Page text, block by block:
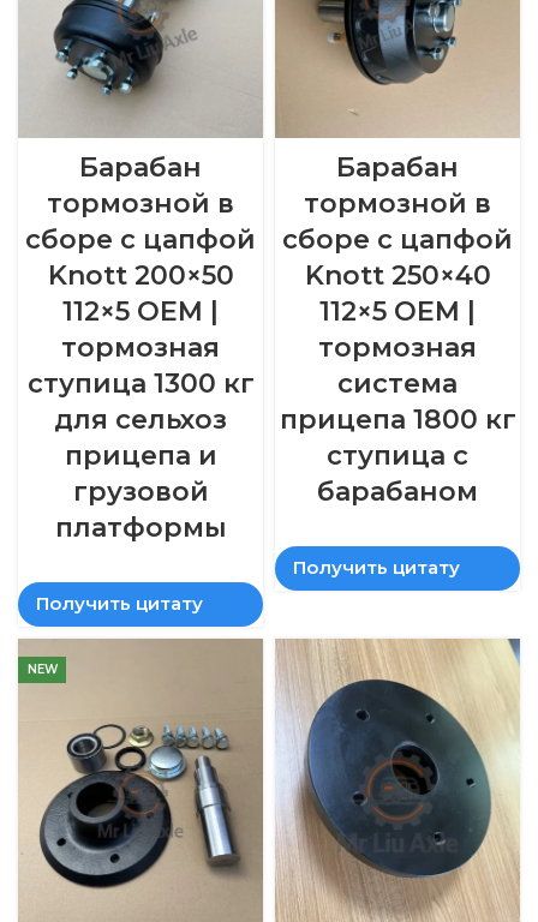
Барабан
тормозной в
сборе с цапфой
Knott 200×50
112×5 OEM |
тормозная
ступица 1300 кг
для сельхоз
прицепа и
грузовой
платформы
Получить цитату
Барабан
тормозной в
сборе с цапфой
Knott 250×40
112×5 OEM |
тормозная
система
прицепа 1800 кг
ступица с
барабаном
Получить цитату
NEW